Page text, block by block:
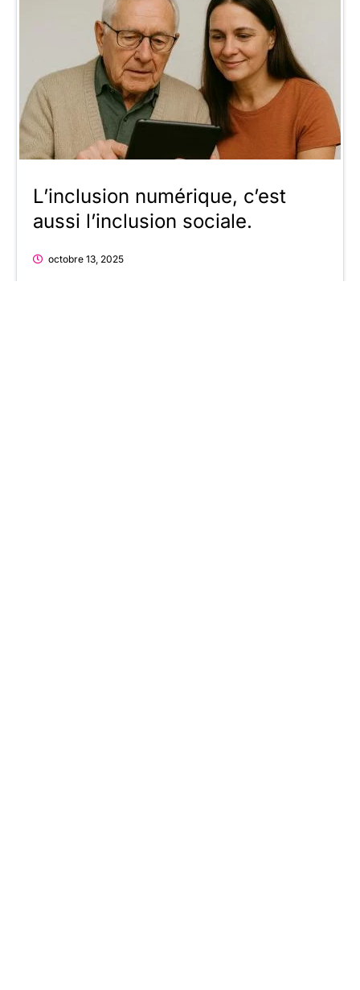
L’inclusion numérique, c’est
aussi l’inclusion sociale.
octobre 13, 2025